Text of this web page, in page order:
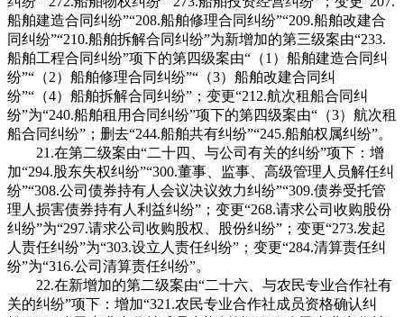
船舶建造合同纠纷”“208.船舶修理合同纠纷”“209.船舶改建合
同纠纷”“210.船舶拆解合同纠纷”为新增加的第三级案由“233.
船舶工程合同纠纷”项下的第四级案由“（1）船舶建造合同纠
纷”“（2）船舶修理合同纠纷”“（3）船舶改建合同纠
纷”“（4）船舶拆解合同纠纷”；变更“212.航次租船合同纠
纷”为“240.船舶租用合同纠纷”项下的第四级案由“（3）航次租
船合同纠纷”；删去“244.船舶共有纠纷”“245.船舶权属纠纷”。
21.在第二级案由“二十四、与公司有关的纠纷”项下：增
加“294.股东失权纠纷”“300.董事、监事、高级管理人员解任纠
纷”“308.公司债券持有人会议决议效力纠纷”“309.债券受托管
理人损害债券持有人利益纠纷”；变更“268.请求公司收购股份
纠纷”为“297.请求公司收购股权、股份纠纷”；变更“273.发起
人责任纠纷”为“303.设立人责任纠纷”；变更“284.清算责任纠
纷”为“316.公司清算责任纠纷”。
22.在新增加的第二级案由“二十六、与农民专业合作社有
关的纠纷”项下：增加“321.农民专业合作社成员资格确认纠